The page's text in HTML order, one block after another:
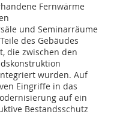
Fernwärme
und Seminarräume
des Gebäudes
die zwischen den
wurden. Auf
Eingriffe in das
auf ein
Bestandsschutz